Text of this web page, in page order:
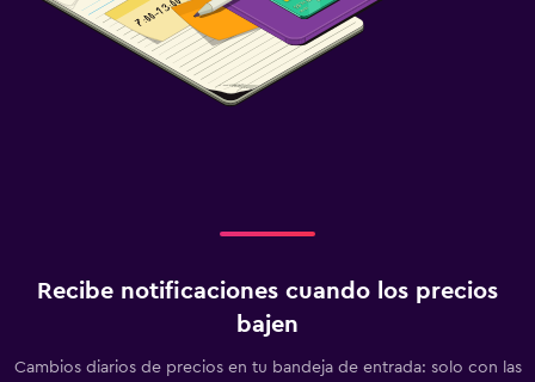
Recibe notificaciones cuando los precios
bajen
Cambios diarios de precios en tu bandeja de entrada: solo con las